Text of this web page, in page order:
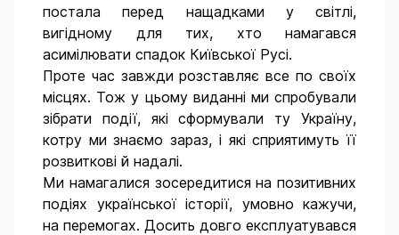
постала перед нащадками у світлі,
вигідному для тих, хто намагався
асимілювати спадок Київської Русі.
Проте час завжди розставляє все по своїх
місцях. Тож у цьому виданні ми спробували
зібрати події, які сформували ту Україну,
котру ми знаємо зараз, і які сприятимуть її
розвиткові й надалі.
Ми намагалися зосередитися на позитивних
подіях української історії, умовно кажучи,
на перемогах. Досить довго експлуатувався